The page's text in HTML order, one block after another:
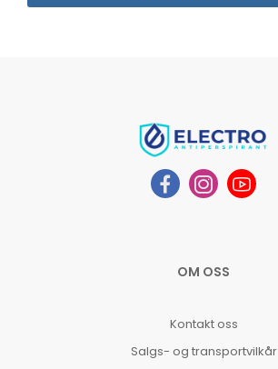
OM OSS
Kontakt oss
Salgs- og transportvilkår